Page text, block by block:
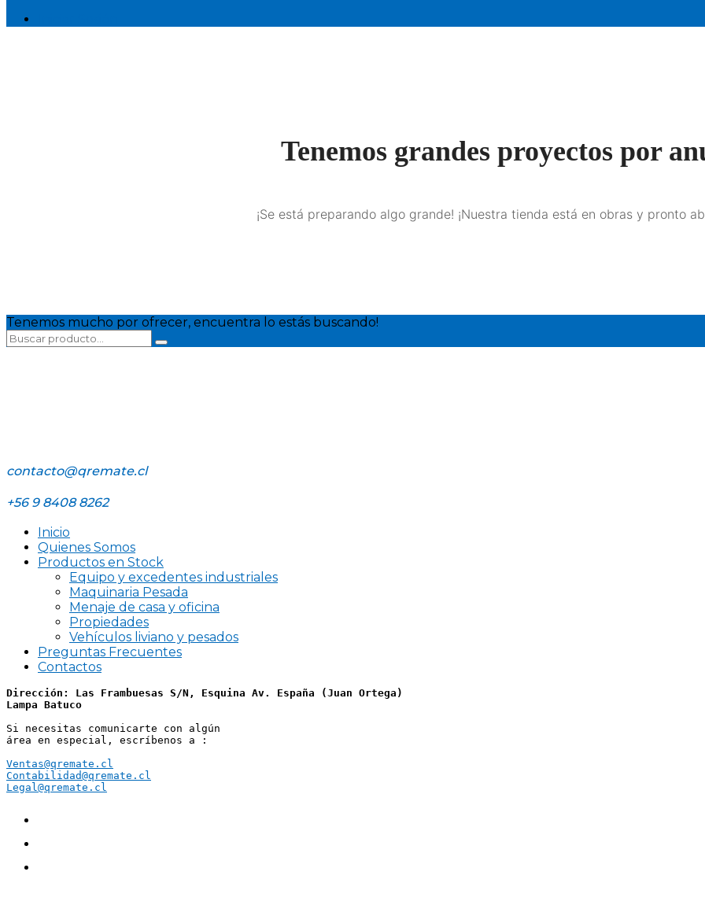
Tenemos grandes proyectos por
¡Se está preparando algo grande! ¡Nuestra tienda está en obras y pronto
Tenemos mucho por ofrecer, encuentra lo estás buscando!
contacto@qremate.cl
+56 9 8408 8262
Inicio
Quienes Somos
Productos en Stock
Equipo y excedentes industriales
Maquinaria Pesada
Menaje de casa y oficina
Propiedades
Vehículos liviano y pesados
Preguntas Frecuentes
Contactos
Dirección: Las Frambuesas S/N, Esquina Av. España (Juan Ortega)
Lampa Batuco
Si necesitas comunicarte con algún
área en especial, escríbenos a :
Ventas@qremate.cl
Contabilidad@qremate.cl
Legal@qremate.cl